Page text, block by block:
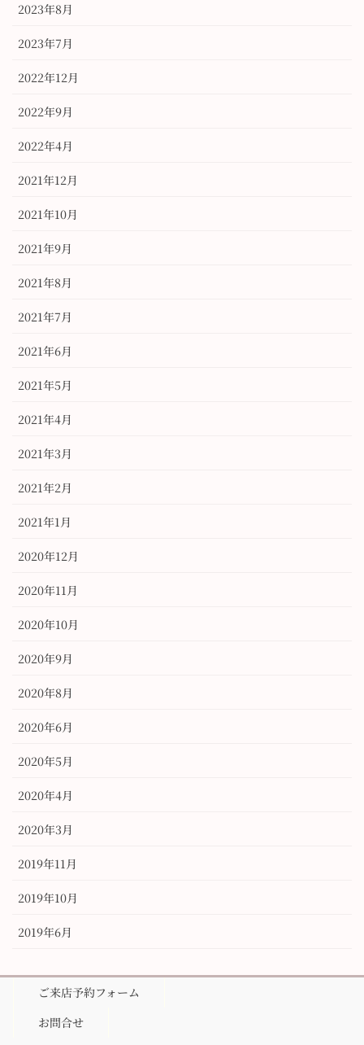
2023年8月
2023年7月
2022年12月
2022年9月
2022年4月
2021年12月
2021年10月
2021年9月
2021年8月
2021年7月
2021年6月
2021年5月
2021年4月
2021年3月
2021年2月
2021年1月
2020年12月
2020年11月
2020年10月
2020年9月
2020年8月
2020年6月
2020年5月
2020年4月
2020年3月
2019年11月
2019年10月
2019年6月
ご来店予約フォーム
お問合せ